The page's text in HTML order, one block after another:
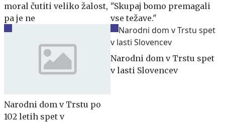
moral čutiti veliko žalost,
pa je ne
"Skupaj bomo premagali
vse težave."
Narodni dom v Trstu po
102 letih spet v
Narodni dom v Trstu spet
v lasti Slovencev